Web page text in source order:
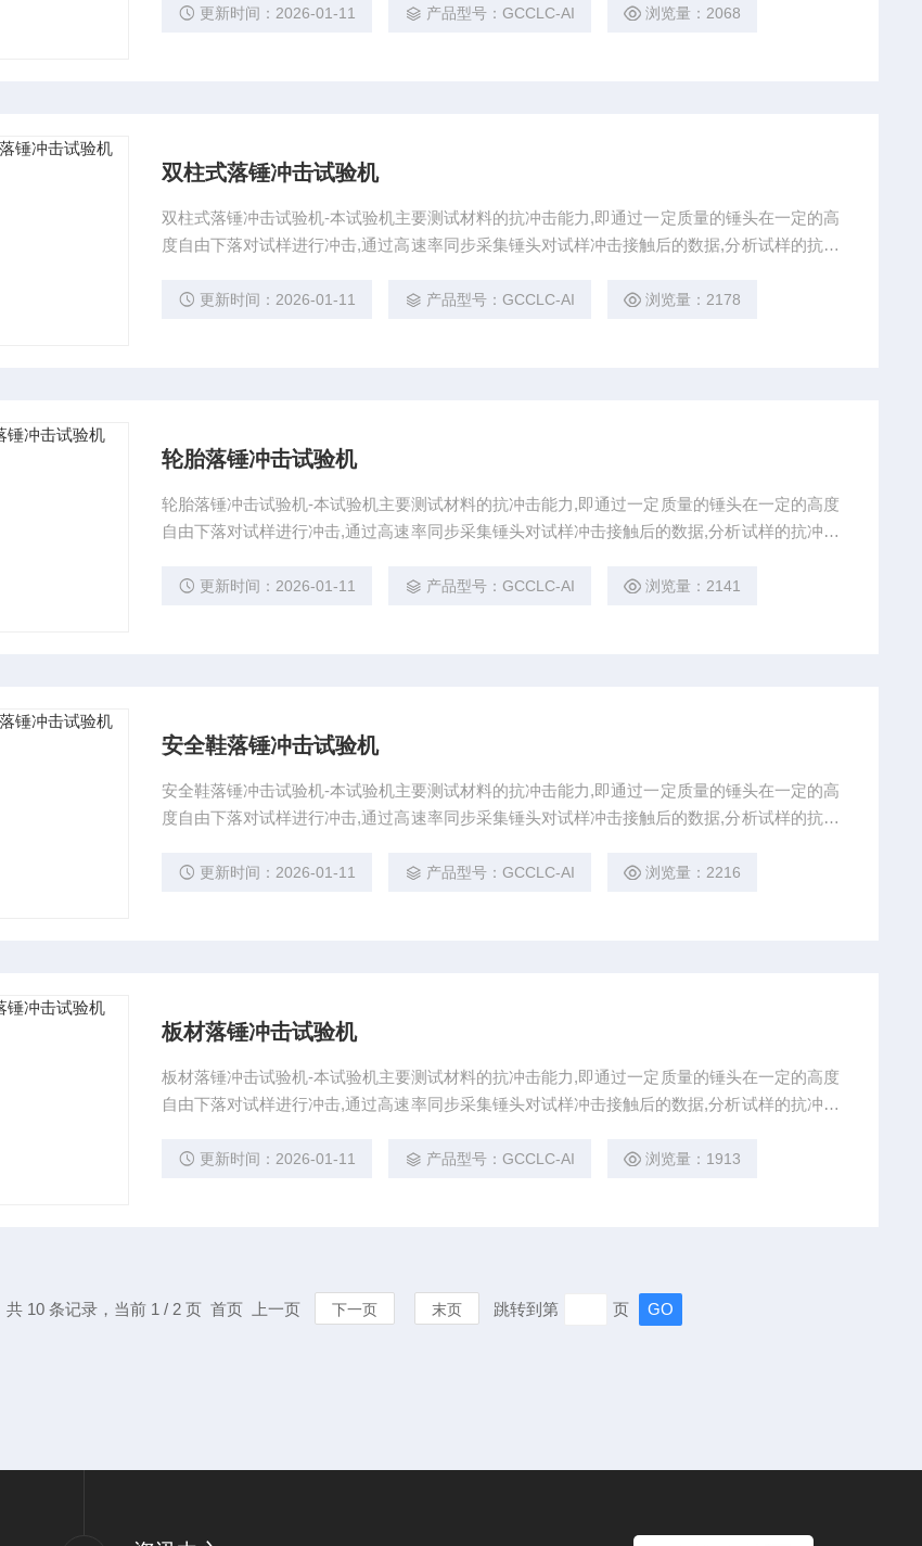
更新时间：2026-01-11 产品型号：GCCLC-AI 浏览量：2068
双柱式落锤冲击试验机
双柱式落锤冲击试验机-本试验机主要测试材料的抗冲击能力,即通过一定质量的锤头在一定的高
度自由下落对试样进行冲击,通过高速率同步采集锤头对试样冲击接触后的数据,分析试样的抗冲
更新时间：2026-01-11 产品型号：GCCLC-AI 浏览量：2178
轮胎落锤冲击试验机
轮胎落锤冲击试验机-本试验机主要测试材料的抗冲击能力,即通过一定质量的锤头在一定的高度
自由下落对试样进行冲击,通过高速率同步采集锤头对试样冲击接触后的数据,分析试样的抗冲击
更新时间：2026-01-11 产品型号：GCCLC-AI 浏览量：2141
安全鞋落锤冲击试验机
安全鞋落锤冲击试验机-本试验机主要测试材料的抗冲击能力,即通过一定质量的锤头在一定的高
度自由下落对试样进行冲击,通过高速率同步采集锤头对试样冲击接触后的数据,分析试样的抗冲
更新时间：2026-01-11 产品型号：GCCLC-AI 浏览量：2216
板材落锤冲击试验机
板材落锤冲击试验机-本试验机主要测试材料的抗冲击能力,即通过一定质量的锤头在一定的高度
自由下落对试样进行冲击,通过高速率同步采集锤头对试样冲击接触后的数据,分析试样的抗冲击
更新时间：2026-01-11 产品型号：GCCLC-AI 浏览量：1913
共 10 条记录，当前 1 / 2 页 首页 上一页 下一页 末页 跳转到第 页